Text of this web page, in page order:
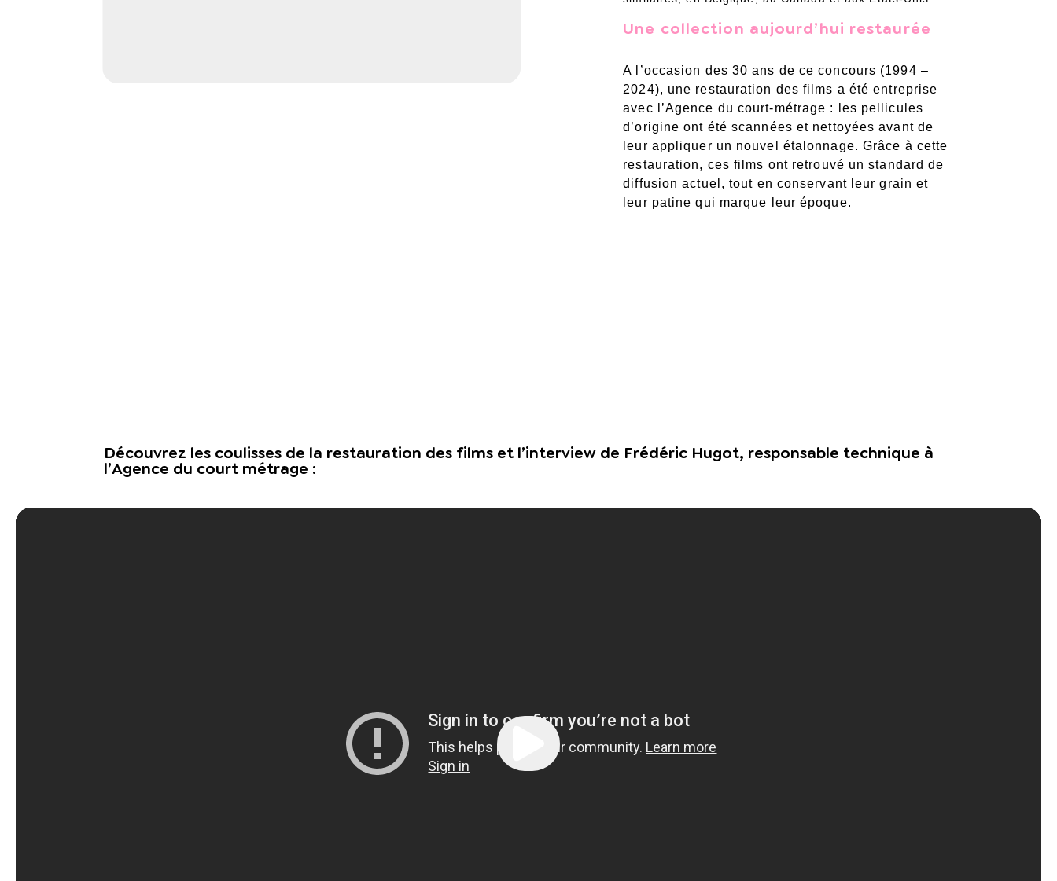
Une collection aujourd’hui restaurée
A l’occasion des 30 ans de ce concours (1994 –
2024), une restauration des films a été entreprise
avec l’Agence du court-métrage : les pellicules
d’origine ont été scannées et nettoyées avant de
leur appliquer un nouvel étalonnage. Grâce à cette
restauration, ces films ont retrouvé un standard de
diffusion actuel, tout en conservant leur grain et
leur patine qui marque leur époque.
Découvrez les coulisses de la restauration des films et l’interview de Frédéric Hugot, responsable technique à
l’Agence du court métrage :